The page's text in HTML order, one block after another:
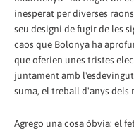
inesperat per diverses
seu designi de fugir de les
caos que Bolonya ha
que oferien unes tristes
juntament amb
suma, el treball d'anys
Agrego una cosa òbvia: el